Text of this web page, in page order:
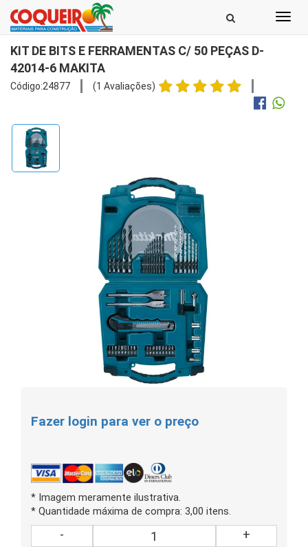
KIT DE BITS E FERRAMENTAS C/ 50 PEÇAS D-
42014-6 MAKITA
Código:24877 (1 Avaliações)
Fazer login para ver o preço
* Imagem meramente ilustrativa.
* Quantidade máxima de compra: 3,00 itens.
- +